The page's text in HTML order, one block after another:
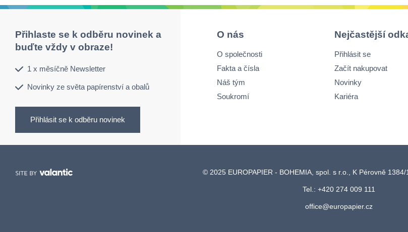
Přihlaste se k odběru novinek a
buďte vždy v obraze!
1 x měsíčně Newsletter
Novinky ze světa papírenství a obalů
Přihlásit se k odběru novinek
O nás
O společnosti
Fakta a čísla
Náš tým
Soukromí
Nejčastější
Přihlásit se
Začít nakupovat
Novinky
Kariéra
© 2025 EUROPAPIER - BOHEMIA, spol. s r.o., K Pérovně
Tel.: +420 274 009 111
office@europapier.cz